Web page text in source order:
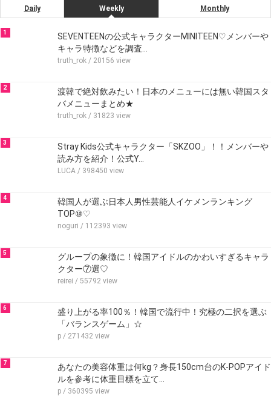
Daily Weekly Monthly
1
SEVENTEENの公式キャラクターMINITEEN♡メンバーや
キャラ特徴などを調査…
truth_rok / 20156 view
2
渡韓で絶対飲みたい！日本のメニューには無い韓国スタ
バメニューまとめ★
truth_rok / 31823 view
3
Stray Kids公式キャラクター「SKZOO」！！メンバーや
読み方を紹介！公式Y…
LUCA / 398450 view
4
韓国人が選ぶ日本人男性芸能人イケメンランキング
TOP⑩♡
noguri / 112393 view
5
グループの象徴に！韓国アイドルのかわいすぎるキャラ
クター⑦選♡
reirei / 55792 view
6
盛り上がる率100％！韓国で流行中！究極の二択を選ぶ
「バランスゲーム」☆
p / 271432 view
7
あなたの美容体重は何kg？身長150cm台のK-POPアイド
ルを参考に体重目標を立て…
p / 360395 view